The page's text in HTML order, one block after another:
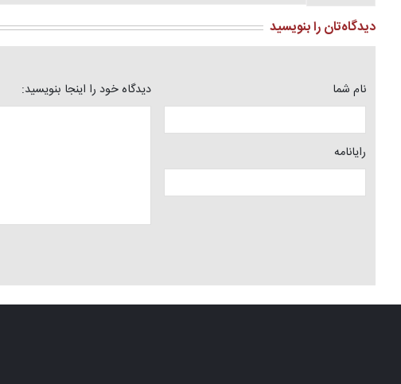
دیدگاه‌تان را بنویسید
نام شما
رایانامه
دیدگاه خود را اینجا بنویسید: